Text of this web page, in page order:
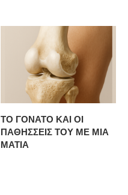
ΤΟ ΓΟΝΑΤΟ ΚΑΙ ΟΙ
ΠΑΘΗΣΣΕΙΣ ΤΟΥ ΜΕ ΜΙΑ
ΜΑΤΙΑ